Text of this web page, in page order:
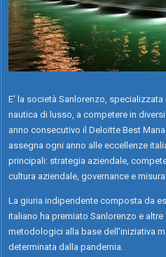
E' la società Sanlorenzo,
nautica di lusso, a competere in
anno consecutivo il Deloitte Best
assegna ogni anno alle eccellenze
principali: strategia aziendale,
cultura aziendale, governance e
La giuria indipendente composta da
italiano ha premiato Sanlorenzo e
metodologici alla base dell'iniziativa
determinata dalla pandemia.